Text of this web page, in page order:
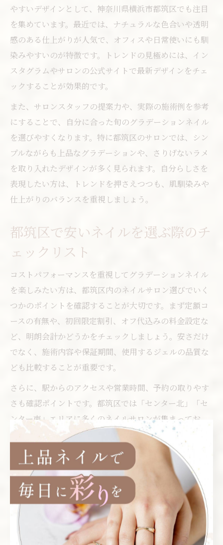
やすいデザインとして、神奈川県横浜市都筑区でも注目
を集めています。最近では、ナチュラルな色合いや透明
感のある仕上がりが人気で、オフィスや日常使いにも馴
染みやすいのが特徴です。トレンドの見極めには、イン
スタグラムやサロンの公式サイトで最新デザインをチェ
ックすることが効果的です。
また、サロンスタッフの提案力や、実際の施術例を参考
にすることで、自分に合った旬のグラデーションネイル
を選びやすくなります。特に都筑区のサロンでは、シン
プルながらも上品なグラデーションや、さりげないラメ
を取り入れたデザインが多く見られます。自分らしさを
表現したい方は、トレンドを押さえつつも、肌馴染みや
仕上がりのバランスを重視しましょう。
都筑区で安いネイルを選ぶ際のチ
ェックリスト
コストパフォーマンスを重視してグラデーションネイル
を楽しみたい方は、都筑区内のネイルサロン選びでいく
つかのポイントを確認することが大切です。まず定額コ
ースの有無や、初回限定割引、オフ代込みの料金設定な
ど、明朗会計かどうかをチェックしましょう。安さだけ
でなく、施術内容や保証期間、使用するジェルの品質な
ども比較することが重要です。
さらに、駅からのアクセスや営業時間、予約の取りやす
さも確認ポイントです。都筑区では「センター北」「セ
ンター南」エリアに多くのネイルサロンが集まってお
り、通いやすさも選択基準となります。口コミや公式ホ
ームページで実際の施術例やサービス内容を事前に調べ
ておくと、失敗を防ぐことができます。
センター北・南で人気のネイルサ
ロンの特徴
センター北・南エリアは、都筑区内でもネイルサロンが